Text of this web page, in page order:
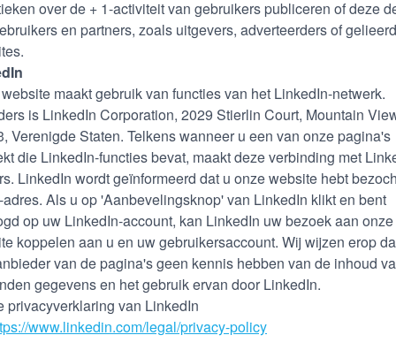
over de + 1-activiteit van gebruikers publiceren of deze
en partners, zoals uitgevers, adverteerders of
maakt gebruik van functies van het LinkedIn-netwerk.
is LinkedIn Corporation, 2029 Stierlin Court, Mountain
Verenigde Staten. Telkens wanneer u een van onze pagina's
die LinkedIn-functies bevat, maakt deze verbinding met
LinkedIn wordt geïnformeerd dat u onze website hebt
adres. Als u op 'Aanbevelingsknop' van LinkedIn klikt en bent
op uw LinkedIn-account, kan LinkedIn uw bezoek aan onze
koppelen aan u en uw gebruikersaccount. Wij wijzen erop
van de pagina's geen kennis hebben van de inhoud
gegevens en het gebruik ervan door LinkedIn.
privacyverklaring van LinkedIn
www.linkedin.com/legal/privacy-policy